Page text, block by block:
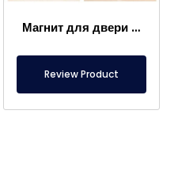
Магнит для двери каравана
Review Product